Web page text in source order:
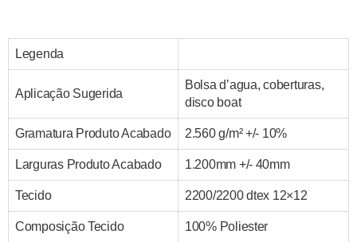
Legenda
Aplicação Sugerida
Bolsa d’agua, coberturas,
disco boat
Gramatura Produto Acabado 2.560 g/m² +/- 10%
Larguras Produto Acabado 1.200mm +/- 40mm
Tecido 2200/2200 dtex 12×12
Composição Tecido 100% Poliester